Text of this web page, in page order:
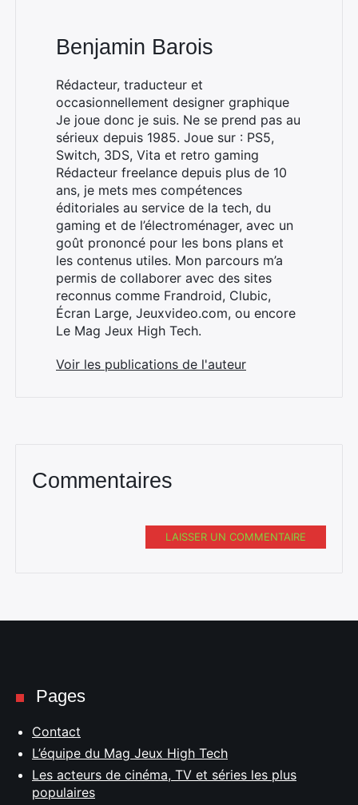
Benjamin Barois
Rédacteur, traducteur et
occasionnellement designer graphique
Je joue donc je suis. Ne se prend pas au
sérieux depuis 1985. Joue sur : PS5,
Switch, 3DS, Vita et retro gaming
Rédacteur freelance depuis plus de 10
ans, je mets mes compétences
éditoriales au service de la tech, du
gaming et de l’électroménager, avec un
goût prononcé pour les bons plans et
les contenus utiles. Mon parcours m’a
permis de collaborer avec des sites
reconnus comme Frandroid, Clubic,
Écran Large, Jeuxvideo.com, ou encore
Le Mag Jeux High Tech.
Voir les publications de l'auteur
Commentaires
LAISSER UN COMMENTAIRE
Pages
Contact
L’équipe du Mag Jeux High Tech
Les acteurs de cinéma, TV et séries les plus
populaires